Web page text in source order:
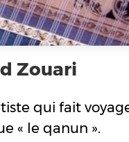
Zouari
qui fait
« le qanun ».